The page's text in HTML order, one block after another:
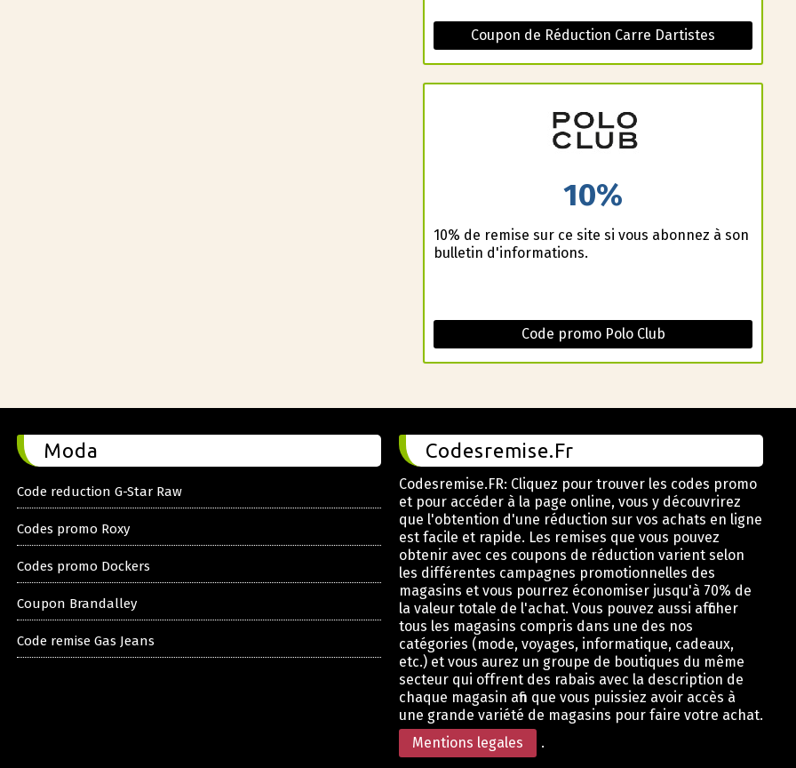
Coupon de Réduction Carre Dartistes
10%
10% de remise sur ce site si vous abonnez à son
bulletin d'informations.
Code promo Polo Club
Moda
Code reduction G-Star Raw
Codes promo Roxy
Codes promo Dockers
Coupon Brandalley
Code remise Gas Jeans
Codesremise.Fr
Codesremise.FR: Cliquez pour trouver les codes promo
et pour accéder à la page online, vous y découvrirez
que l'obtention d'une réduction sur vos achats en ligne
est facile et rapide. Les remises que vous pouvez
obtenir avec ces coupons de réduction varient selon
les différentes campagnes promotionnelles des
magasins et vous pourrez économiser jusqu'à 70% de
la valeur totale de l'achat. Vous pouvez aussi afficher
tous les magasins compris dans une des nos
catégories (mode, voyages, informatique, cadeaux,
etc.) et vous aurez un groupe de boutiques du même
secteur qui offrent des rabais avec la description de
chaque magasin afin que vous puissiez avoir accès à
une grande variété de magasins pour faire votre achat.
Mentions legales
.